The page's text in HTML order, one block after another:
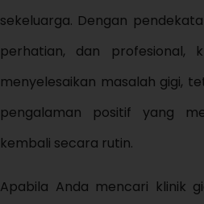
sekeluarga. Dengan
perhatian, dan profesional,
menyelesaikan masalah gigi,
pengalaman positif yang
kembali secara rutin.
Apabila Anda mencari klinik